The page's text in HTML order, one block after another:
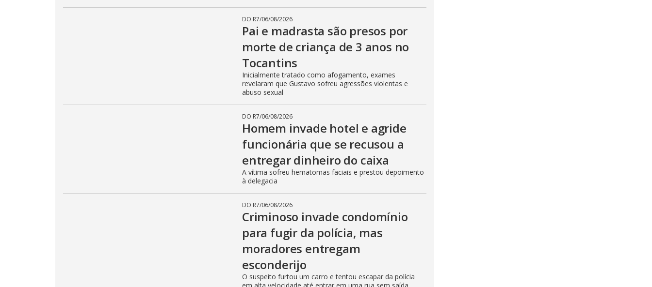
DO R7/06/08/2026
Pai e madrasta são presos por
morte de criança de 3 anos no
Tocantins
Inicialmente tratado como afogamento, exames
revelaram que Gustavo sofreu agressões violentas e
abuso sexual
DO R7/06/08/2026
Homem invade hotel e agride
funcionária que se recusou a
entregar dinheiro do caixa
A vítima sofreu hematomas faciais e prestou depoimento
à delegacia
DO R7/06/08/2026
Criminoso invade condomínio
para fugir da polícia, mas
moradores entregam
esconderijo
O suspeito furtou um carro e tentou escapar da polícia